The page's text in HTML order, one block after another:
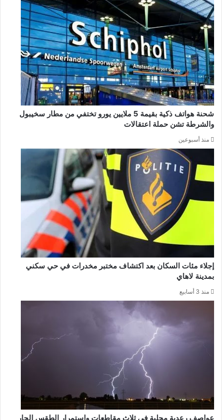
شحنة هواتف ذكية بقيمة 5 ملايين يورو تختفي من مطار سخيبول
والشرطة تشن حملة اعتقالات
منذ أسبوعين
إجلاء مئات السكان بعد اكتشاف مختبر مخدرات في حي سكني
بمدينة لاهاي
منذ 3 أسابيع
عواصف رعدية محلية في ثلاث مقاطعات واستمرار الطقس الحار